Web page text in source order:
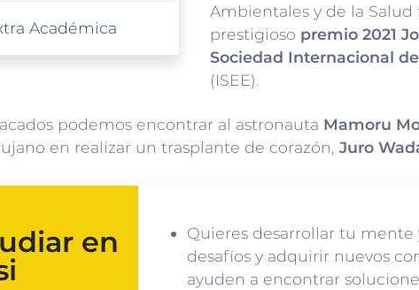
Académica
Ambientales y de la
prestigioso premio 2021
Sociedad Internacional
(ISEE).
podemos encontrar al astronauta Mamoru
en realizar un trasplante de corazón, Juro
en
Quieres desarrollar tu
desafíos y adquirir nuevos
ayuden a encontrar